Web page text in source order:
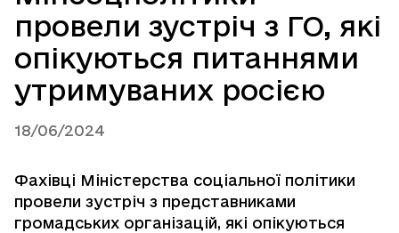
провели зустріч з ГО, які
опікуються питаннями
утримуваних росією
18/06/2024
Фахівці Міністерства соціальної політики
провели зустріч з представниками
громадських організацій, які опікуються